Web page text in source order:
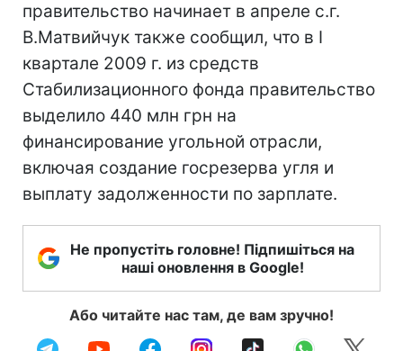
правительство начинает в апреле с.г.
В.Матвийчук также сообщил, что в I
квартале 2009 г. из средств
Стабилизационного фонда правительство
выделило 440 млн грн на
финансирование угольной отрасли,
включая создание госрезерва угля и
выплату задолженности по зарплате.
Не пропустіть головне! Підпишіться на
наші оновлення в Google!
Або читайте нас там, де вам зручно!